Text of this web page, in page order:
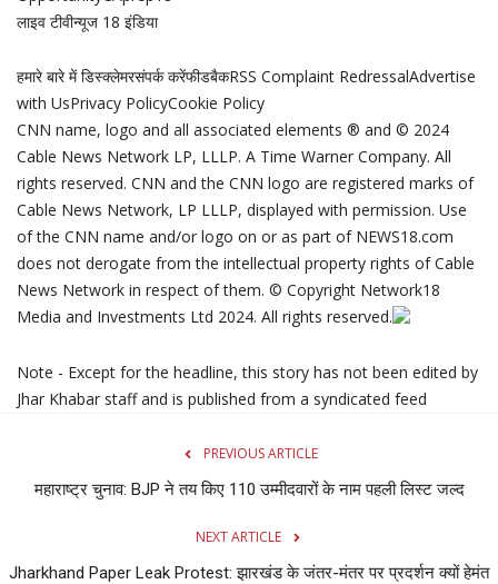
लाइव टीवीन्यूज 18 इंडिया
हमारे बारे मेंडिस्क्लेमरसंपर्क करेंफीडबैकRSS Complaint RedressalAdvertise
with UsPrivacy PolicyCookie Policy
CNN name, logo and all associated elements ® and © 2024
Cable News Network LP, LLLP. A Time Warner Company. All
rights reserved. CNN and the CNN logo are registered marks of
Cable News Network, LP LLLP, displayed with permission. Use
of the CNN name and/or logo on or as part of NEWS18.com
does not derogate from the intellectual property rights of Cable
News Network in respect of them. © Copyright Network18
Media and Investments Ltd 2024. All rights reserved.
Note - Except for the headline, this story has not been edited by
Jhar Khabar staff and is published from a syndicated feed
PREVIOUS ARTICLE
महाराष्‍ट्र चुनाव: BJP ने तय किए 110 उम्‍मीदवारों के नाम पहली लिस्‍ट जल्‍द
NEXT ARTICLE
Jharkhand Paper Leak Protest: झारखंड के जंतर-मंतर पर प्रदर्शन क्यों हेमंत